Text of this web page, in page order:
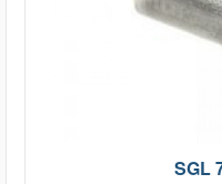
SGL